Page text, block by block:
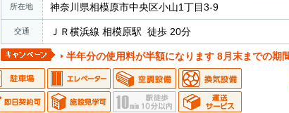
所在地 神奈川県相模原市中央区小山1丁目3-9
交通 ＪＲ横浜線 相模原駅 徒歩 20分
半年分の使用料が半額になります 8月末までの期間限定キャンペーン 6ヶ月以